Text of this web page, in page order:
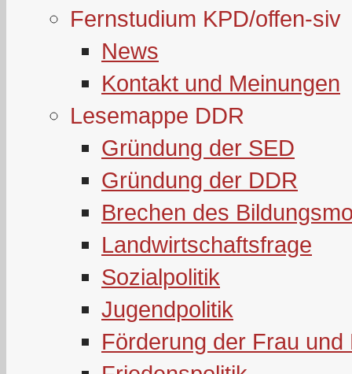
Fernstudium KPD/offen-siv
News
Kontakt und Meinungen
Lesemappe DDR
Gründung der SED
Gründung der DDR
Brechen des
Landwirtschaftsfrage
Sozialpolitik
Jugendpolitik
Förderung der Frau und